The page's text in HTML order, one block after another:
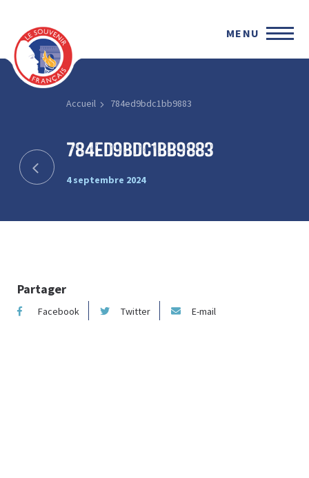
MENU
Accueil 784ed9bdc1bb9883
784ed9bdc1bb9883
4 septembre 2024
Partager
Facebook Twitter E-mail